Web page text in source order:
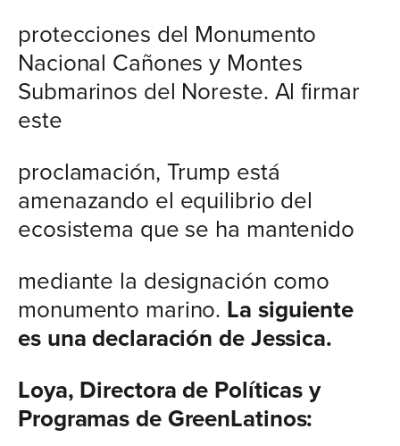
protecciones del Monumento
Nacional Cañones y Montes
Submarinos del Noreste. Al firmar
este
proclamación, Trump está
amenazando el equilibrio del
ecosistema que se ha mantenido
mediante la designación como
monumento marino. La siguiente
es una declaración de Jessica.
Loya, Directora de Políticas y
Programas de GreenLatinos: